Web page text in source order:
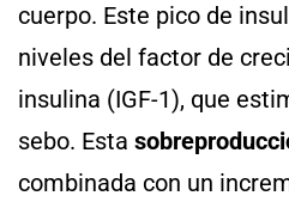
cuerpo. Este pico de
niveles del factor de
insulina (IGF-1), que
sebo. Esta
combinada con un